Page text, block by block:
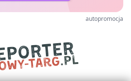
autopromocja